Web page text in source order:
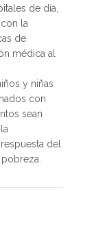
de día,
la
de
médica al
y niñas
con
sean
del